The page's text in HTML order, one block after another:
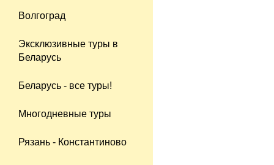
Волгоград
Эксклюзивные туры в
Беларусь
Беларусь - все туры!
Многодневные туры
Рязань - Константиново